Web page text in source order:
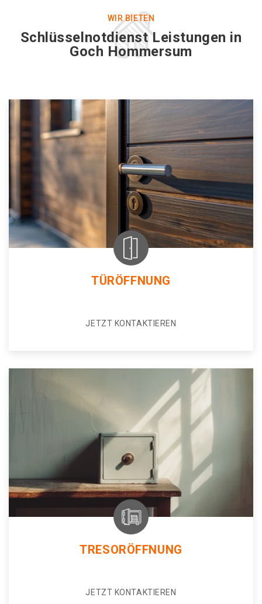
WIR BIETEN
Schlüsselnotdienst Leistungen in
Goch Hommersum
TÜRÖFFNUNG
JETZT KONTAKTIEREN
TRESORÖFFNUNG
JETZT KONTAKTIEREN